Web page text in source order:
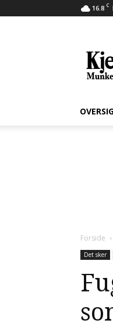
16.8 C
Avis
Forside
Det sker